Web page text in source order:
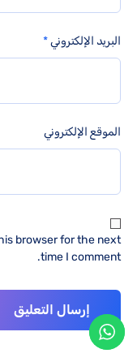
البريد الإلكتروني*
الموقع الإلكتروني
browser for the next
time I comment.